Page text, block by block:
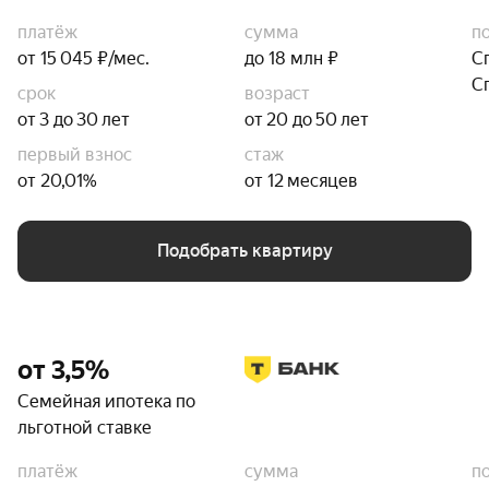
платёж
от 15 045 ₽/мес.
сумма
до 18 млн ₽
срок
от 3 до 30 лет
возраст
от 20 до 50 лет
первый взнос
от 20,01%
стаж
от 12 месяцев
Подобрать квартиру
от 3,5%
Семейная ипотека по
льготной ставке
платёж
сумма